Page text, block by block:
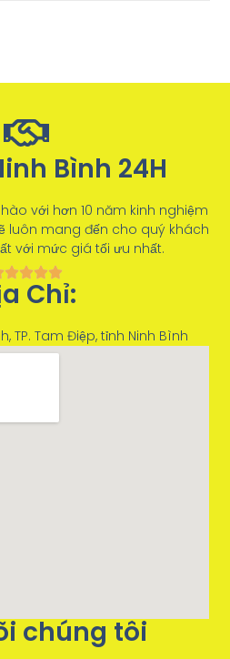
Bình 24H
với hơn 10 năm kinh nghiệm
luôn mang đến cho quý khách
với mức giá tối ưu nhất.
Chỉ:
TP. Tam Điệp, tỉnh Ninh Bình
chúng tôi